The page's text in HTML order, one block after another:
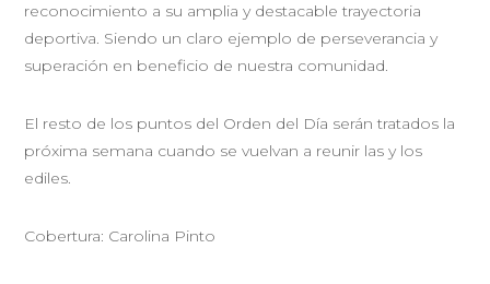
reconocimiento a su amplia y destacable trayectoria
deportiva. Siendo un claro ejemplo de perseverancia y
superación en beneficio de nuestra comunidad.
El resto de los puntos del Orden del Día serán tratados la
próxima semana cuando se vuelvan a reunir las y los
ediles.
Cobertura: Carolina Pinto